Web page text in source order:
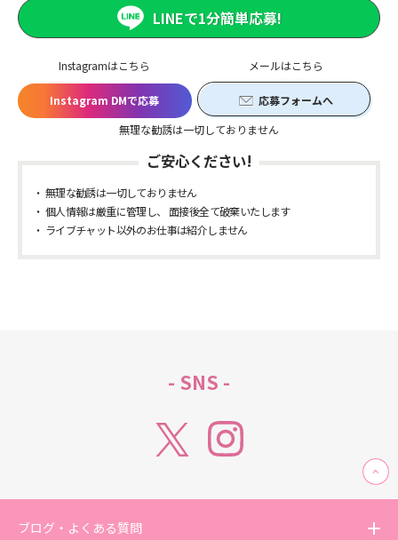
Instagramはこちら
Instagram DMで応募
メールはこちら
応募フォームへ
無理な勧誘は一切しておりません
LINEで1分簡単応募!
ご安心ください!
無理な勧誘は一切しておりません
個人情報は厳重に管理し、 面接後全て破棄いたします
ライブチャット以外のお仕事は紹介しません
- SNS -
ブログ・よくある質問